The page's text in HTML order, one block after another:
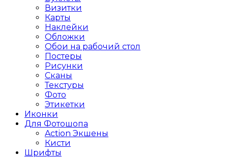
Визитки
Карты
Наклейки
Обложки
Обои на рабочий стол
Постеры
Рисунки
Сканы
Текстуры
Фото
Этикетки
Иконки
Для Фотошопа
Action Экшены
Кисти
Шрифты